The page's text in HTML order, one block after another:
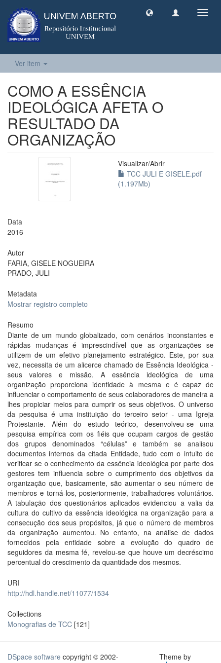
Ver item
COMO A ESSÊNCIA
IDEOLÓGICA AFETA O
RESULTADO DA
ORGANIZAÇÃO
Visualizar/Abrir
TCC JULI E GISELE.pdf
(1.197Mb)
Data
2016
Autor
FARIA, GISELE NOGUEIRA
PRADO, JULI
Metadata
Mostrar registro completo
Resumo
Diante de um mundo globalizado, com cenários inconstantes e
rápidas mudanças é imprescindível que as organizações se
utilizem de um efetivo planejamento estratégico. Este, por sua
vez, necessita de um alicerce chamado de Essência Ideológica -
seus valores e missão. A essência ideológica de uma
organização proporciona identidade à mesma e é capaz de
influenciar o comportamento de seus colaboradores de maneira a
lhes propiciar meios para cumprir os seus objetivos. O universo
da pesquisa é uma instituição do terceiro setor - uma Igreja
Protestante. Além do estudo teórico, desenvolveu-se uma
pesquisa empírica com os fiéis que ocupam cargos de gestão
dos grupos denominados “células” e também se analisou
documentos internos da citada Entidade, tudo com o intuito de
verificar se o conhecimento da essência ideológica por parte dos
gestores tem influencia sobre o cumprimento dos objetivos da
organização que, basicamente, são aumentar o seu número de
membros e torná-los, posteriormente, trabalhadores voluntários.
A tabulação dos questionários aplicados evidenciou a valia da
cultura do cultivo da essência ideológica na organização para a
consecução dos seus propósitos, já que o número de membros
da organização aumentou. No entanto, na análise de dados
fornecidos pela entidade sobre a evolução do quadro de
seguidores da mesma fé, revelou-se que houve um decréscimo
percentual do crescimento da quantidade dos mesmos.
URI
http://hdl.handle.net/11077/1534
Collections
Monografias de TCC [121]
DSpace software copyright © 2002-
Theme by